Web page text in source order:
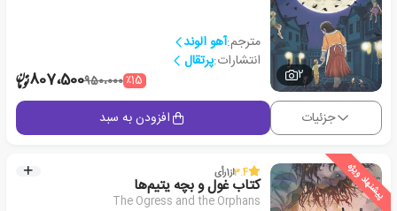
2
مترجم:آهو الوند
انتشارات:پرتقال
٪15950،000807،500
جزئیات افزودن به سبد
پیشنهاد ویژه 3.4از1رأی
کتاب غول و بچه یتیم‌ها
The Ogress and the Orphans